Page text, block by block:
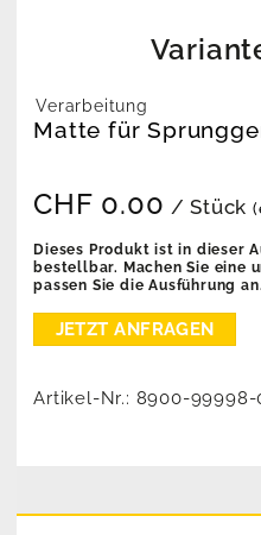
Verarbeitung
Matte für
CHF 0.00 / Stück
Dieses Produkt ist in dieser
bestellbar. Machen Sie eine
passen Sie die Ausführung an.
Artikel-Nr.: 8900-99998-